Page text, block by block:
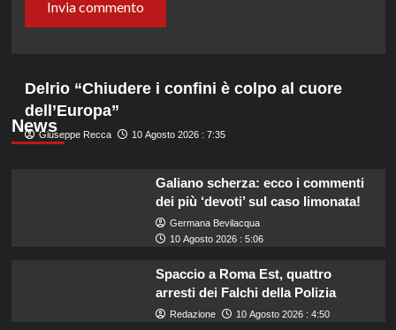
News
Delrio “Chiudere i confini è colpo al cuore
dell’Europa”
Giuseppe Recca 10 Agosto 2026 : 7:35
Galiano scherza: ecco i commenti
dei più ‘devoti’ sul caso limonata!
Germana Bevilacqua
10 Agosto 2026 : 5:06
Spaccio a Roma Est, quattro
arresti dei Falchi della Polizia
Redazione 10 Agosto 2026 : 4:50